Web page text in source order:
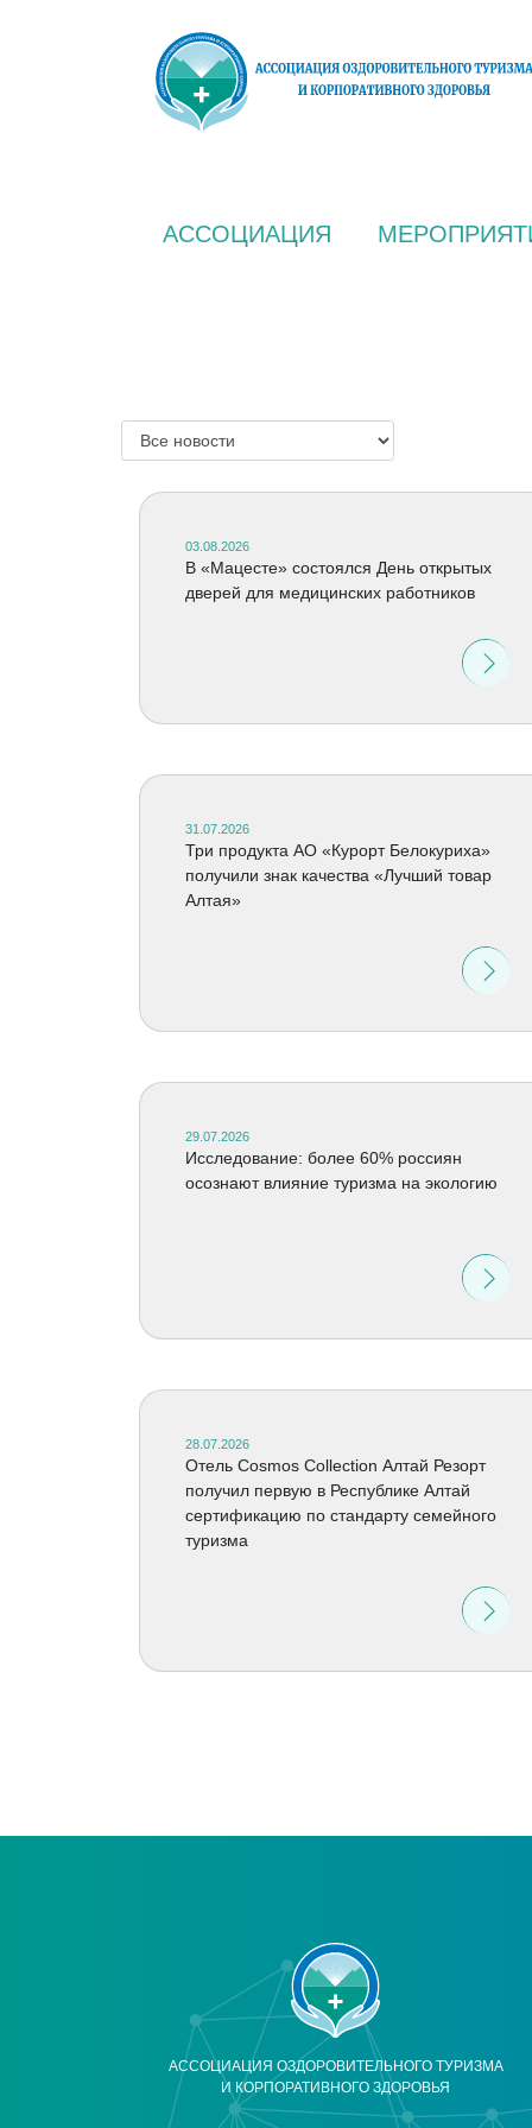
АССОЦИАЦИЯ
03.08.2026
В «Мацесте» состоялся День открытых
дверей для медицинских работников
31.07.2026
Три продукта АО «Курорт Белокуриха»
получили знак качества «Лучший товар
Алтая»
29.07.2026
Исследование: более 60% россиян
осознают влияние туризма на экологию
28.07.2026
Отель Cosmos Collection Алтай Резорт
получил первую в Республике Алтай
сертификацию по стандарту семейного
туризма
АССОЦИАЦИЯ ОЗДОРОВИТЕЛЬНОГО ТУРИЗМА
И КОРПОРАТИВНОГО ЗДОРОВЬЯ